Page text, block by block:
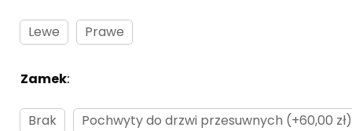
Lewe Prawe
Zamek:
Brak Pochwyty do drzwi przesuwnych (+60,00 zł)